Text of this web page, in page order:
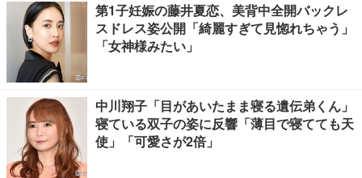
第1子妊娠の藤井夏恋、美背中全開バックレ
スドレス姿公開「綺麗すぎて見惚れちゃう」
「女神様みたい」
中川翔子「目があいたまま寝る遺伝弟くん」
寝ている双子の姿に反響「薄目で寝てても天
使」「可愛さが2倍」